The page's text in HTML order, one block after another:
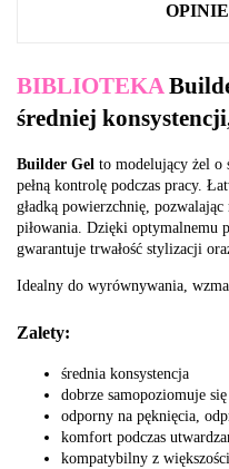
BIBLIOTEKA
średniej
Builder Gel to modelujący żel o
pełną kontrolę podczas pracy.
gładką powierzchnię,
piłowania. Dzięki optymalnemu
gwarantuje trwałość stylizacji
Idealny do wyrównywania,
Zalety:
średnia konsystencja
dobrze samopoziomuje się
odporny na pęknięcia,
komfort podczas
kompatybilny z